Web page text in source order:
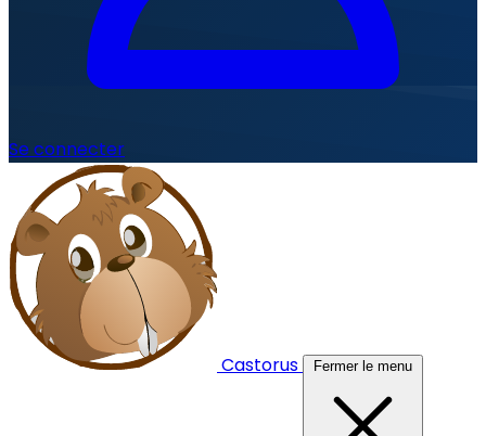
Se connecter
Castorus Fermer le menu